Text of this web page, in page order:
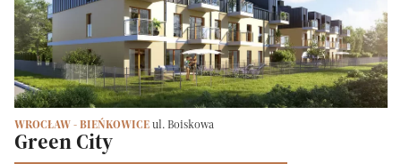
Green City
WROCŁAW - BIEŃKOWICEul. Boiskowa